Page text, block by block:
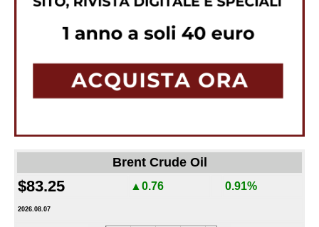
Brent Crude Oil
$83.25 ▲0.76 0.91%
2026.08.07